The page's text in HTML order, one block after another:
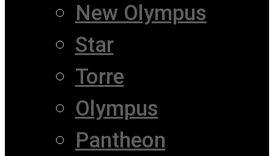
New Olympus
Star
Torre
Olympus
Pantheon